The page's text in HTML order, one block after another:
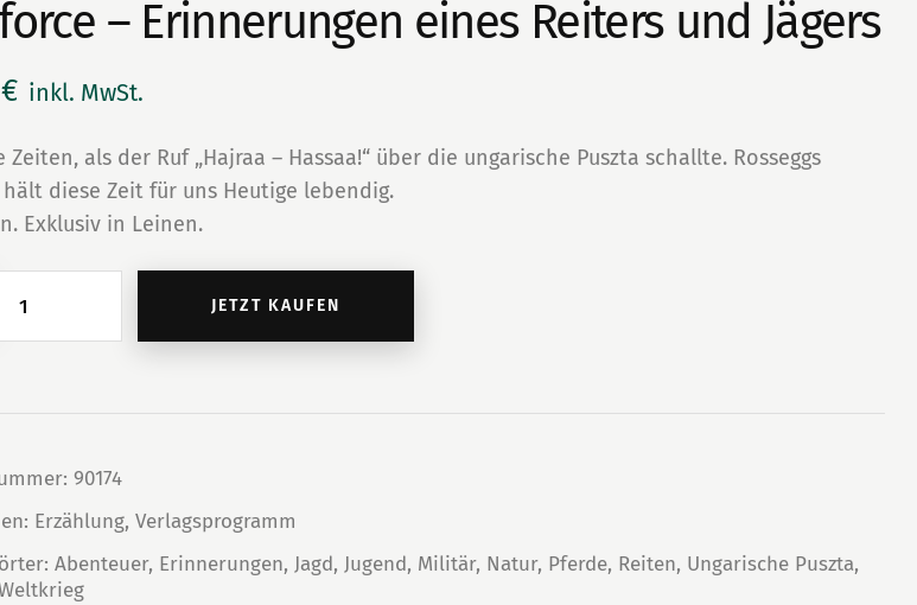
– Erinnerungen eines Reiters und Jägers
€ inkl. MwSt.
Zeiten, als der Ruf „Hajraa – Hassaa!“ über die ungarische Puszta schallte. Rosseggs
diese Zeit für uns Heutige lebendig.
Exklusiv in Leinen.
force
JETZT KAUFEN
90174
Erzählung,Verlagsprogramm
Abenteuer, Erinnerungen, Jagd, Jugend, Militär, Natur, Pferde, Reiten, Ungarische Puszta,